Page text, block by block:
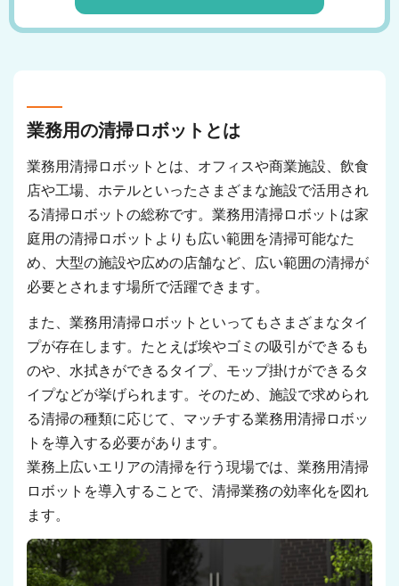
業務用の清掃ロボットとは
業務用清掃ロボットとは、オフィスや商業施設、飲食
店や工場、ホテルといったさまざまな施設で活用され
る清掃ロボットの総称です。業務用清掃ロボットは家
庭用の清掃ロボットよりも広い範囲を清掃可能なた
め、大型の施設や広めの店舗など、広い範囲の清掃が
必要とされます場所で活躍できます。
また、業務用清掃ロボットといってもさまざまなタイ
プが存在します。たとえば埃やゴミの吸引ができるも
のや、水拭きができるタイプ、モップ掛けができるタ
イプなどが挙げられます。そのため、施設で求められ
る清掃の種類に応じて、マッチする業務用清掃ロボッ
トを導入する必要があります。
業務上広いエリアの清掃を行う現場では、業務用清掃
ロボットを導入することで、清掃業務の効率化を図れ
ます。